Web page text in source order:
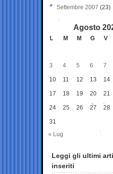
Settembre 2007 (23)
Agosto
L M M G V
3 4 5 6 7
10 11 12 13 14
17 18 19 20 21
24 25 26 27 28
31
« Lug
Leggi gli ultimi
inseriti